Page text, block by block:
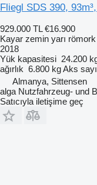
Fliegl SDS 390,
929.000 TL €16.900
Kayar zemin yarı römork
2018
Yük kapasitesi 24.200
ağırlık 6.800 kgAks
Almanya, Sittensen
alga Nutzfahrzeug- und
Satıcıyla iletişime geç